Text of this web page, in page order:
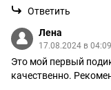
Ответить
Лена
17.08.2024 в 04:09
Это мой первый
качественно.